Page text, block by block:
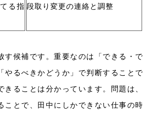
る指 段取り変更の連絡と調整
す候補です。重要なのは「できる・で
やるべきかどうか」で判断することで
きることは分かっています。問題は、
ことで、田中にしかできない仕事の時